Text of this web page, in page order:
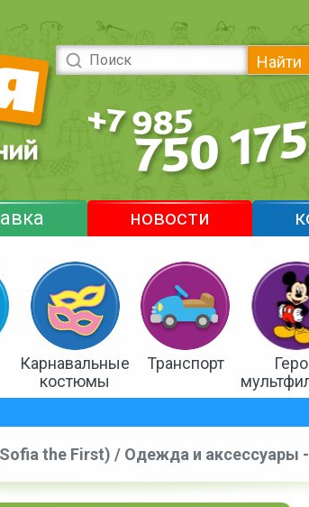
Найти
новости
Карнавальные
костюмы
Транспорт
the First) / Одежда и аксессуары